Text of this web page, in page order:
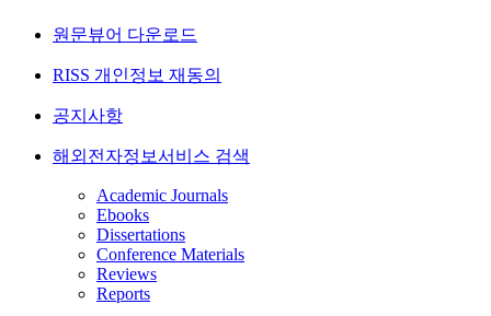
원문뷰어 다운로드
RISS 개인정보 재동의
공지사항
해외전자정보서비스 검색
Academic Journals
Ebooks
Dissertations
Conference Materials
Reviews
Reports